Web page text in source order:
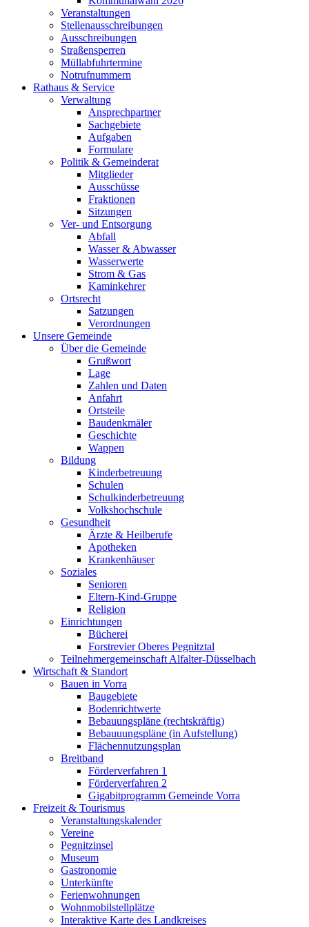
Veranstaltungen
Stellenausschreibungen
Ausschreibungen
Straßensperren
Müllabfuhrtermine
Notrufnummern
Rathaus & Service
Verwaltung
Ansprechpartner
Sachgebiete
Aufgaben
Formulare
Politik & Gemeinderat
Mitglieder
Ausschüsse
Fraktionen
Sitzungen
Ver- und Entsorgung
Abfall
Wasser & Abwasser
Wasserwerte
Strom & Gas
Kaminkehrer
Ortsrecht
Satzungen
Verordnungen
Unsere Gemeinde
Über die Gemeinde
Grußwort
Lage
Zahlen und Daten
Anfahrt
Ortsteile
Baudenkmäler
Geschichte
Wappen
Bildung
Kinderbetreuung
Schulen
Schulkinderbetreuung
Volkshochschule
Gesundheit
Ärzte & Heilberufe
Apotheken
Krankenhäuser
Soziales
Senioren
Eltern-Kind-Gruppe
Religion
Einrichtungen
Bücherei
Forstrevier Oberes Pegnitztal
Teilnehmergemeinschaft Alfalter-Düsselbach
Wirtschaft & Standort
Bauen in Vorra
Baugebiete
Bodenrichtwerte
Bebauungspläne (rechtskräftig)
Bebauuungspläne (in Aufstellung)
Flächennutzungsplan
Breitband
Förderverfahren 1
Förderverfahren 2
Gigabitprogramm Gemeinde Vorra
Freizeit & Tourismus
Veranstaltungskalender
Vereine
Pegnitzinsel
Museum
Gastronomie
Unterkünfte
Ferienwohnungen
Wohnmobilstellplätze
Interaktive Karte des Landkreises